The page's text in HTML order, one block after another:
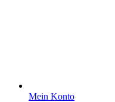
Mein Konto